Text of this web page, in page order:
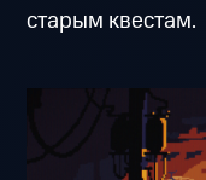
старым квестам.